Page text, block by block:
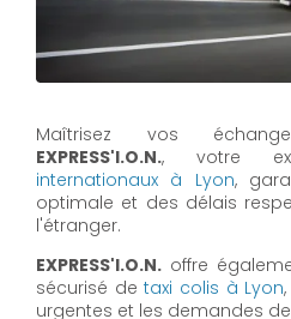
Maîtrisez vos
EXPRESS'I.O.N., votre
internationaux à Lyon,
optimale et des délais
l'étranger.
EXPRESS'I.O.N. offre
sécurisé detaxi colis à Lyon
urgentes et les demandes